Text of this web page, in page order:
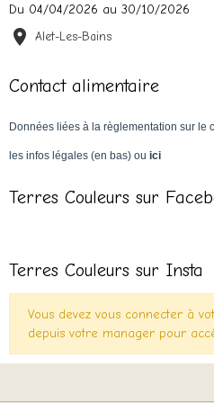
Du 04/04/2026 au 30/10/2026
Alet-Les-Bains
Contact alimentaire
Données liées à la règlementation sur le
les infos légales (en bas) ou ici
Terres Couleurs sur
Terres Couleurs sur Insta
Vous devez vous connecter à
depuis votre manager pour